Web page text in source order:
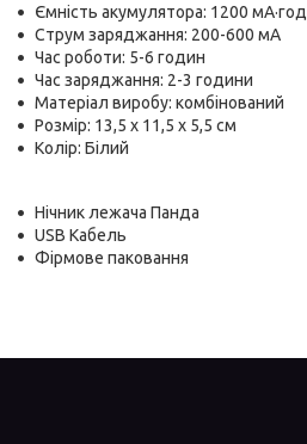
Ємність акумулятора: 1200 мА·год
Струм заряджання: 200-600 мА
Час роботи: 5-6 годин
Час заряджання: 2-3 години
Матеріал виробу: комбінований
Розмір: 13,5 х 11,5 х 5,5 см
Колір: Білий
Нічник лежача Панда
USB Кабель
Фірмове паковання